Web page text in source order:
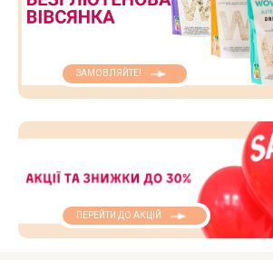
ЗАМОВЛЯЙТЕ!
ПЕРЕЙТИ ДО АКЦІЙ